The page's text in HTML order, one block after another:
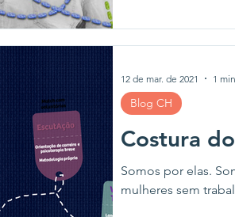
Costura
Somos por elas.
mulheres sem
Blog CH
12 de mar. de 2021 1